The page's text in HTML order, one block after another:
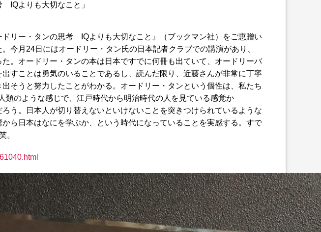
IQよりも大切なこと」
リー・タンの思考 IQよりも大切なこと』（ブックマン社）をご恵贈い
今月24日にはオードリー・タン氏の日本記者クラブでの講演があり、
。オードリー・タンの本は日本ですでに何冊も出ていて、オードリーバ
すことは勇気のいることであるし、読んだ限り、近藤さんが非常に丁寧
そうと努力したことがわかる。オードリー・タンという個性は、私たち
類のような感じで、江戸時代から明治時代の人を見ている感覚か
う。日本人が切り替えないといけないことを突きつけられているような
ら日本はなにを学ぶか、という時代になっていることを実感する。すで
。